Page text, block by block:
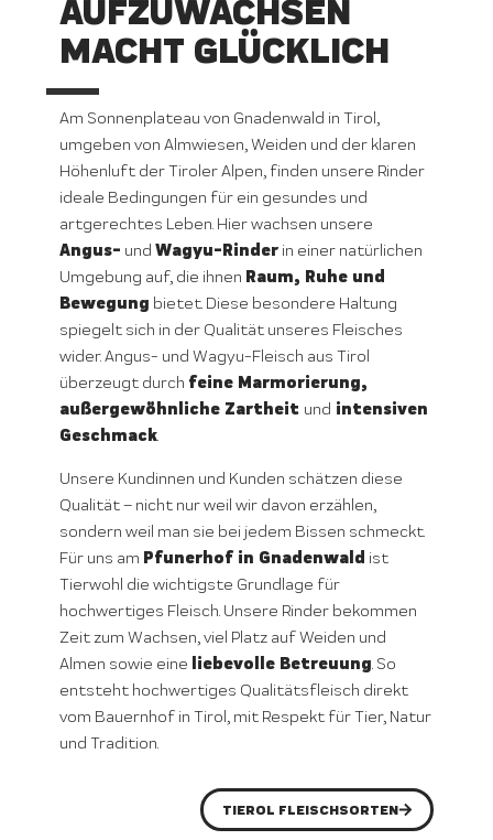
AUFZUWACHSEN
MACHT GLÜCKLICH
Am Sonnenplateau von Gnadenwald in Tirol,
umgeben von Almwiesen, Weiden und der klaren
Höhenluft der Tiroler Alpen, finden unsere Rinder
ideale Bedingungen für ein gesundes und
artgerechtes Leben. Hier wachsen unsere
Angus- und Wagyu-Rinderin einer natürlichen
Umgebung auf, die ihnen Raum, Ruhe und
Bewegung bietet. Diese besondere Haltung
spiegelt sich in der Qualität unseres Fleisches
wider. Angus- und Wagyu-Fleisch aus Tirol
überzeugt durch feine Marmorierung,
außergewöhnliche Zartheit und intensiven
Geschmack.
Unsere Kundinnen und Kunden schätzen diese
Qualität – nicht nur weil wir davon erzählen,
sondern weil man sie bei jedem Bissen schmeckt.
Für uns am Pfunerhof in Gnadenwald ist
Tierwohl die wichtigste Grundlage für
hochwertiges Fleisch. Unsere Rinder bekommen
Zeit zum Wachsen, viel Platz auf Weiden und
Almen sowie eine liebevolle Betreuung. So
entsteht hochwertiges Qualitätsfleisch direkt
vom Bauernhof in Tirol, mit Respekt für Tier, Natur
und Tradition.
TIEROL FLEISCHSORTEN